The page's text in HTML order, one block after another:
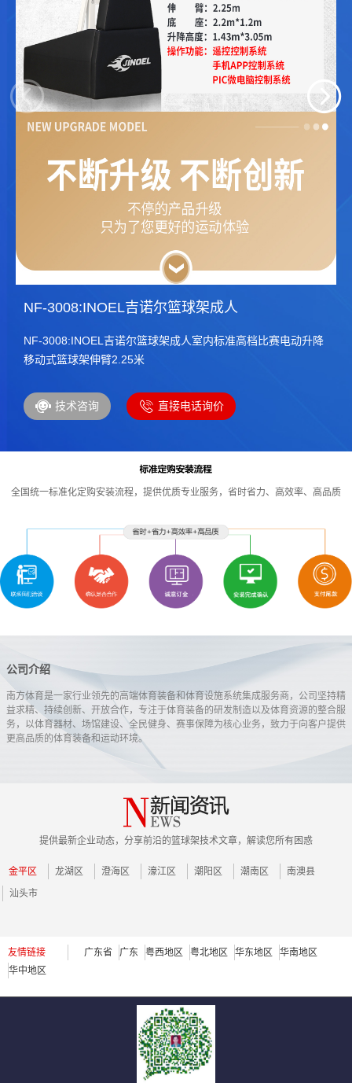
吉诺尔篮球架成人
吉诺尔篮球架成人室内标准高档比赛电动升降
伸臂2.25米
直接电话询价
NF-
全国统一标准化定购安装流程，提供优质专业服务，省时省力、高效率、高品质
公司介绍
南方体育是一家行业领先的高端体育装备和体育设施系统集成服务商，公司坚持精
益求精、持续创新、开放合作，专注于体育装备的研发制造以及体育资源的整合服
务，以体育器材、场馆建设、全民健身、赛事保障为核心业务，致力于向客户提供
更高品质的体育装备和运动环境。
提供最新企业动态，分享前沿的篮球架技术文章，解读您所有困惑
金平区 龙湖区 澄海区 濠江区 潮阳区 潮南区
南澳县
汕头市
友情链接 广东省 广东 粤西地区 粤北地区 华东地区
华南地区
华中地区